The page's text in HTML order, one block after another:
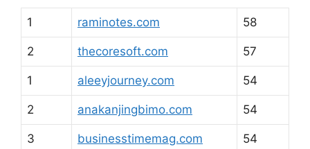
1 raminotes.com 58
2 thecoresoft.com 57
1 aleeyjourney.com 54
2 anakanjingbimo.com 54
3 businesstimemag.com 54